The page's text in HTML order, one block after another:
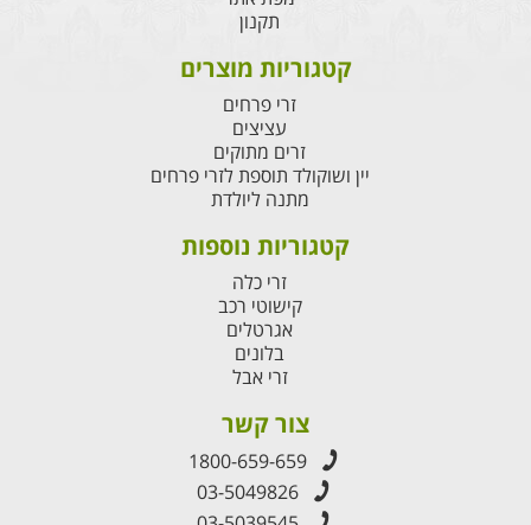
תקנון
קטגוריות מוצרים
זרי פרחים
עציצים
זרים מתוקים
יין ושוקולד תוספת לזרי פרחים
מתנה ליולדת
קטגוריות נוספות
זרי כלה
קישוטי רכב
אגרטלים
בלונים
זרי אבל
צור קשר
1800-659-659
03-5049826